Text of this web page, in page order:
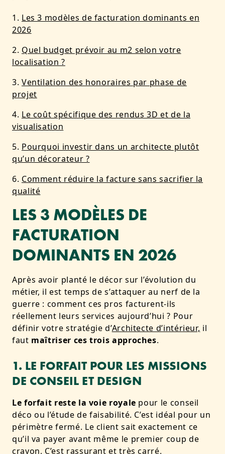
Les 3 modèles de facturation dominants en
2026
Quel budget prévoir au m2 selon votre
localisation ?
Ventilation des honoraires par phase de
projet
Le coût spécifique des rendus 3D et de la
visualisation
Pourquoi investir dans un architecte plutôt
qu’un décorateur ?
Comment réduire la facture sans sacrifier la
qualité
LES 3 MODÈLES DE
FACTURATION
DOMINANTS EN 2026
Après avoir planté le décor sur l’évolution du
métier, il est temps de s’attaquer au nerf de la
guerre : comment ces pros facturent-ils
réellement leurs services aujourd’hui ? Pour
définir votre stratégie d’Architecte d’intérieur, il
faut maîtriser ces trois approches.
1. LE FORFAIT POUR LES MISSIONS
DE CONSEIL ET DESIGN
Le forfait reste la voie royale pour le conseil
déco ou l’étude de faisabilité. C’est idéal pour un
périmètre fermé. Le client sait exactement ce
qu’il va payer avant même le premier coup de
crayon. C’est rassurant et très carré.